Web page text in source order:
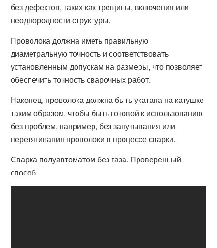
без дефектов, таких как трещины, включения или
неоднородности структуры.
Проволока должна иметь правильную
диаметральную точность и соответствовать
установленным допускам на размеры, что позволяет
обеспечить точность сварочных работ.
Наконец, проволока должна быть укатана на катушке
таким образом, чтобы быть готовой к использованию
без проблем, например, без запутывания или
перетягивания проволоки в процессе сварки.
Сварка полуавтоматом без газа. Проверенный
способ